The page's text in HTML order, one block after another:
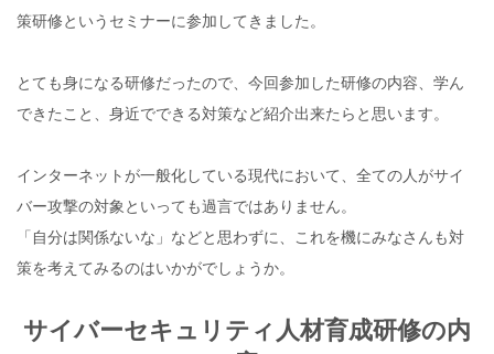
策研修というセミナーに参加してきました。
とても身になる研修だったので、今回参加した研修の内容、学ん
できたこと、身近でできる対策など紹介出来たらと思います。
インターネットが一般化している現代において、全ての人がサイ
バー攻撃の対象といっても過言ではありません。
「自分は関係ないな」などと思わずに、これを機にみなさんも対
策を考えてみるのはいかがでしょうか。
サイバーセキュリティ人材育成研修の内